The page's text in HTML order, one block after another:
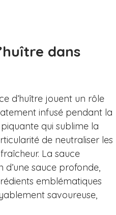
dans
d’huître jouent un rôle
infusé pendant la
qui sublime la
de neutraliser les
La sauce
sauce profonde,
emblématiques
savoureuse,